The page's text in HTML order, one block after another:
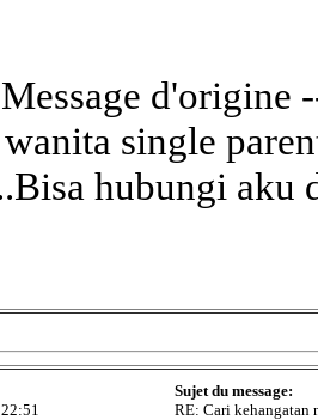
d'origine
single
hubungi aku
Sujet du message:
RE: Cari kehangatan